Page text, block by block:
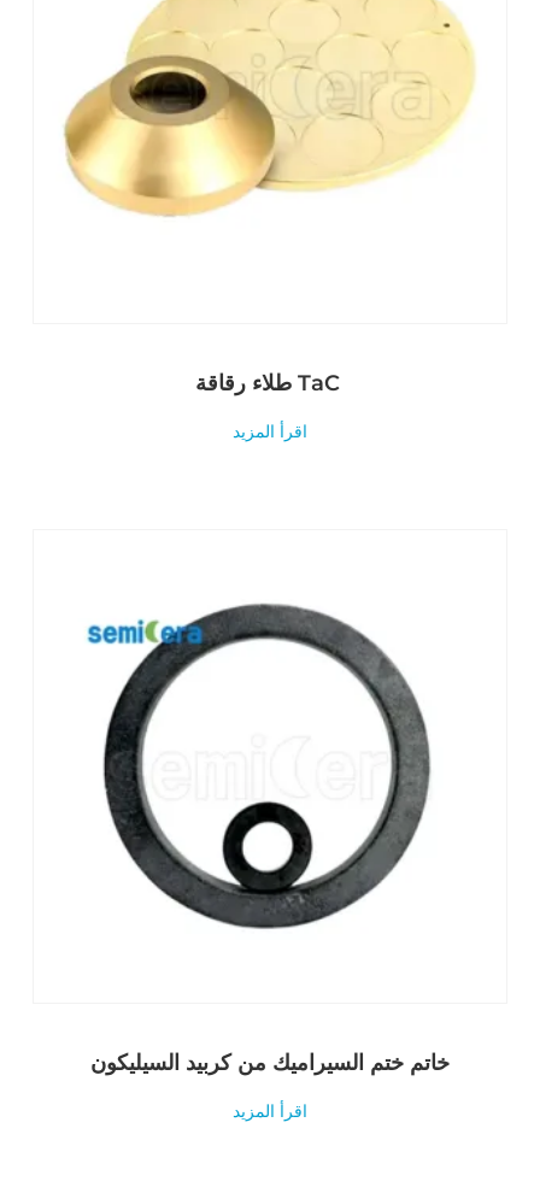
طلاء رقاقة TaC
اقرأ المزيد
خاتم ختم السيراميك من كربيد السيليكون
اقرأ المزيد